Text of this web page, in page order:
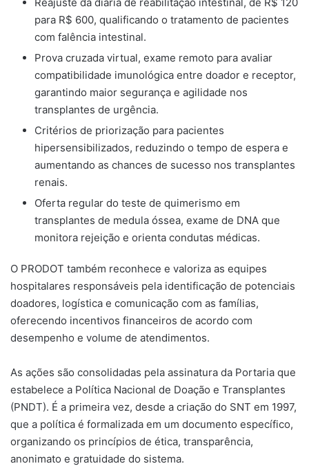
para R$ 600, qualificando o tratamento de pacientes
com falência intestinal.
Prova cruzada virtual, exame remoto para avaliar
compatibilidade imunológica entre doador e receptor,
garantindo maior segurança e agilidade nos
transplantes de urgência.
Critérios de priorização para pacientes
hipersensibilizados, reduzindo o tempo de espera e
aumentando as chances de sucesso nos transplantes
renais.
Oferta regular do teste de quimerismo em
transplantes de medula óssea, exame de DNA que
monitora rejeição e orienta condutas médicas.
O PRODOT também reconhece e valoriza as equipes
hospitalares responsáveis pela identificação de potenciais
doadores, logística e comunicação com as famílias,
oferecendo incentivos financeiros de acordo com
desempenho e volume de atendimentos.
As ações são consolidadas pela assinatura da Portaria que
estabelece a Política Nacional de Doação e Transplantes
(PNDT). É a primeira vez, desde a criação do SNT em 1997,
que a política é formalizada em um documento específico,
organizando os princípios de ética, transparência,
anonimato e gratuidade do sistema.